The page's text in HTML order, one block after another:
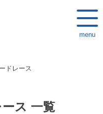
menu
ドレース
ス 一覧